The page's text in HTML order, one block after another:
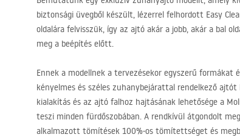
biztonsági üvegből készült, lézerrel felhordott Easy
oldalára felvisszük, így az ajtó akár a jobb, akár a bal
meg a beépítés előtt.
Ennek a modellnek a tervezésekor egyszerű formákat
kényelmes és széles zuhanybejárattal rendelkező
kialakítás és az ajtó falhoz hajtásának lehetősége a
teszi minden fürdőszobában. A rendkívül átgondolt
alkalmazott tömítések 100%-os tömítettséget és